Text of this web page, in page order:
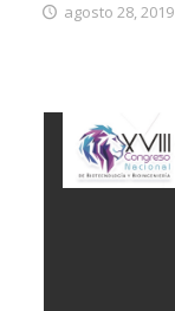
agosto 28, 2019